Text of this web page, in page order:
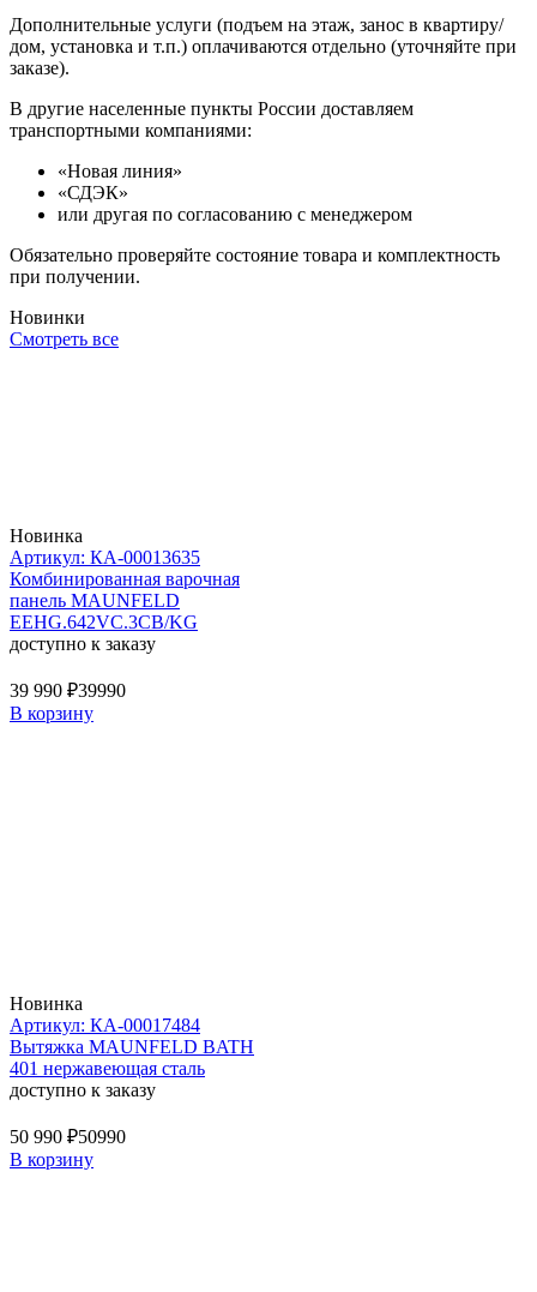
Дополнительные услуги (подъем на этаж, занос в квартиру/
дом, установка и т.п.) оплачиваются отдельно (уточняйте при
заказе).
В другие населенные пункты России доставляем
транспортными компаниями:
«Новая линия»
«СДЭК»
или другая по согласованию с менеджером
Обязательно проверяйте состояние товара и комплектность
при получении.
Новинки
Смотреть все
Новинка
Артикул: КА-00013635
Комбинированная варочная
панель MAUNFELD
EEHG.642VC.3CB/KG
доступно к заказу
39 990 ₽39990
В корзину
Новинка
Артикул: КА-00017484
Вытяжка MAUNFELD BATH
401 нержавеющая сталь
доступно к заказу
50 990 ₽50990
В корзину